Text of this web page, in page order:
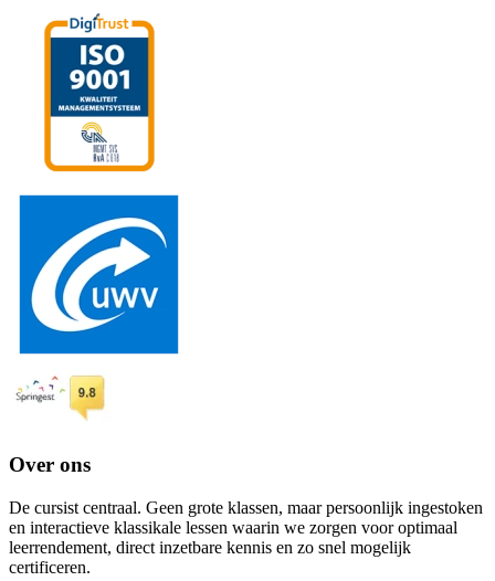
Over ons
De cursist centraal. Geen grote klassen, maar persoonlijk ingestoken
en interactieve klassikale lessen waarin we zorgen voor optimaal
leerrendement, direct inzetbare kennis en zo snel mogelijk
certificeren.